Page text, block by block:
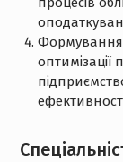
Формування